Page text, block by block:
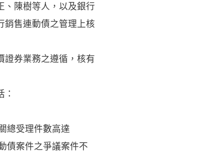
、陳樹等人，以及銀行
銷售連動債之管理上核
證券業務之遵循，核有
總受理件數高達
債案件之爭議案件不